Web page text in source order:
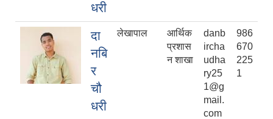
धरी
दा
नबि
र
चौ
धरी
लेखापाल
आर्थिक
प्रशास
न शाखा
danb
ircha
udha
ry25
1@g
mail.
com
986
670
225
1